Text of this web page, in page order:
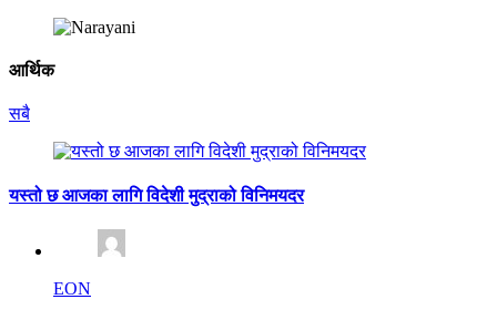
आर्थिक
सबै
यस्तो छ आजका लागि विदेशी मुद्राको विनिमयदर
EON